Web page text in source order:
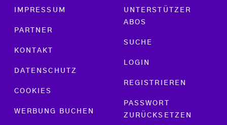
Footer menu
IMPRESSUM
PARTNER
KONTAKT
DATENSCHUTZ
COOKIES
WERBUNG BUCHEN
UNTERSTÜTZER
ABOS
SUCHE
LOGIN
REGISTRIEREN
PASSWORT
ZURÜCKSETZEN